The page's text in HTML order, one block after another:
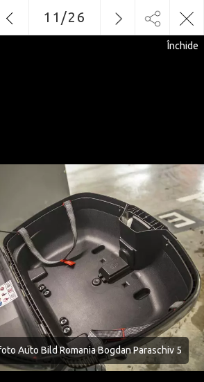
Auto Bild Romania Bogdan Paraschiv 5
Închide
11 /26